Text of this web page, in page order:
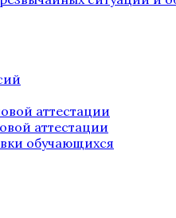
аттестации
аттестации
обучающихся